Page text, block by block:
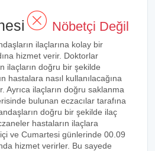
Nöbetçi Değil
ilaçlarına kolay bir
hizmet verir. Doktorlar
ilaçların doğru bir şekilde
hastalara nasıl kullanılacağına
Ayrıca ilaçların doğru saklanma
bulunan eczacılar tarafına
doğru bir şekilde ilaç
hastaların ilaçlara
ve Cumartesi günlerinde 00.09
hizmet verirler. Bu sayede